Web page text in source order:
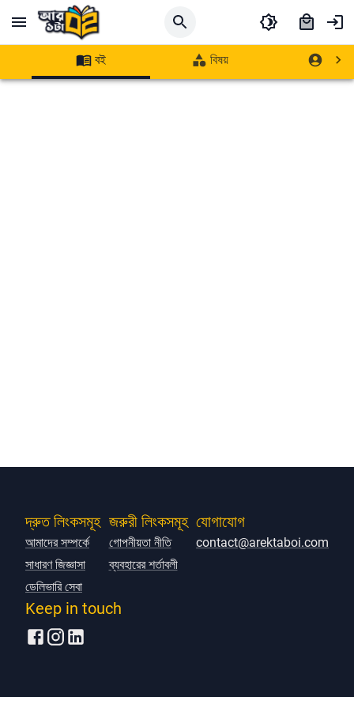
বই বিষয় লেখক
দ্রুত লিংকসমূহ
আমাদের সম্পর্কে
সাধারণ জিজ্ঞাসা
ডেলিভারি সেবা
জরুরী লিংকসমূহ
গোপনীয়তা নীতি
ব্যবহারের শর্তাবলী
যোগাযোগ
contact@arektaboi.com
Keep in touch